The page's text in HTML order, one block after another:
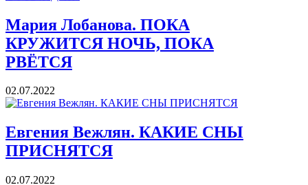
Мария Лобанова. ПОКА
КРУЖИТСЯ НОЧЬ, ПОКА
РВЁТСЯ
02.07.2022
Евгения Вежлян. КАКИЕ СНЫ
ПРИСНЯТСЯ
02.07.2022